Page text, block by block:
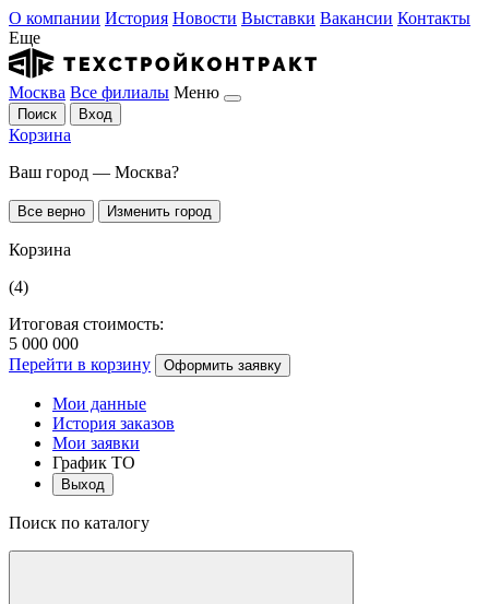
О компании История Новости Выставки Вакансии Контакты
Еще
Москва Все филиалы Меню
Поиск Вход
Корзина
Ваш город — Москва?
Все верно Изменить город
Корзина
(4)
Итоговая стоимость:
5 000 000
Перейти в корзину
Оформить заявку
Мои данные
История заказов
Мои заявки
График ТО
Выход
Поиск по каталогу